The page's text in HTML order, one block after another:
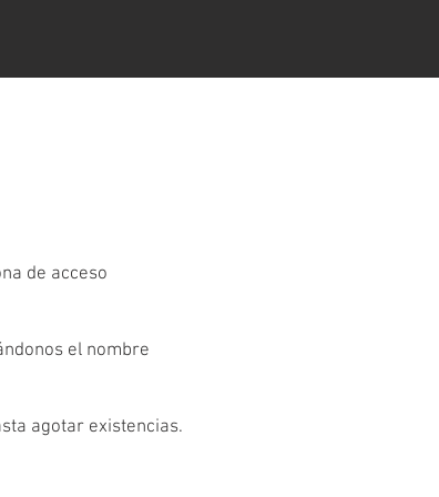
de acceso
el nombre
agotar existencias.